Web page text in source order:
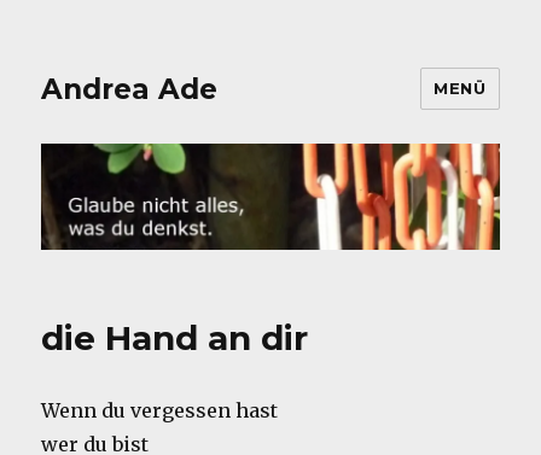
Andrea Ade MENÜ
die Hand an dir
Wenn du vergessen hast
wer du bist